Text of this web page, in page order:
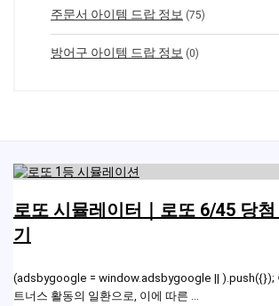
주문서 아이템 드랍 정보 (75)
방어구 아이템 드랍 정보 (0)
로또 시뮬레이터｜로또 6/45 당
기
(adsbygoogle = window.adsbygoogle || ).push({});
트너스 활동의 일환으로, 이에 따른 ...